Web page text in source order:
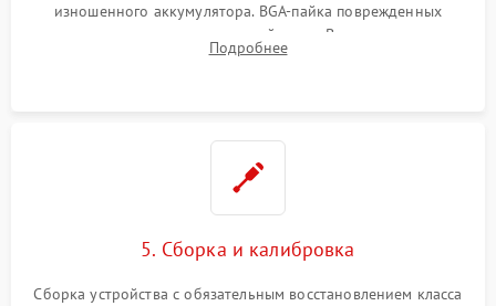
изношенного аккумулятора. BGA-пайка поврежденных
контроллеров на материнской плате. Восстановление
разъемов и кнопок, замена поврежденных элементов
Подробнее
5. Сборка и калибровка
Сборка устройства с обязательным восстановлением класса